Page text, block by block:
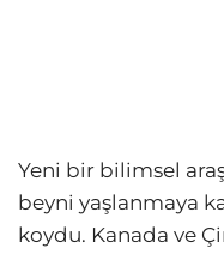
Yeni bir bilimsel
beyni yaşlanmaya
koydu. Kanada ve